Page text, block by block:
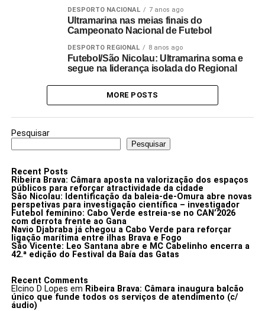
DESPORTO NACIONAL 7 anos ago
Ultramarina nas meias finais do
Campeonato Nacional de Futebol
DESPORTO REGIONAL 8 anos ago
Futebol/São Nicolau: Ultramarina soma e
segue na liderança isolada do Regional
MORE POSTS
Pesquisar
Pesquisar
Recent Posts
Ribeira Brava: Câmara aposta na valorização dos espaços
públicos para reforçar atractividade da cidade
São Nicolau: Identificação da baleia-de-Omura abre novas
perspetivas para investigação científica – investigador
Futebol feminino: Cabo Verde estreia-se no CAN’2026
com derrota frente ao Gana
Navio Djabraba já chegou a Cabo Verde para reforçar
ligação marítima entre ilhas Brava e Fogo
São Vicente: Leo Santana abre e MC Cabelinho encerra a
42.ª edição do Festival da Baía das Gatas
Recent Comments
Elcino D Lopes em Ribeira Brava: Câmara inaugura balcão
único que funde todos os serviços de atendimento (c/
áudio)